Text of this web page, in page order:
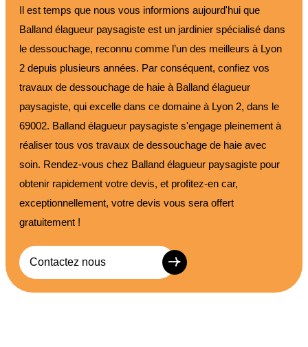
Il est temps que nous vous informions aujourd'hui que
Balland élagueur paysagiste est un jardinier spécialisé dans
le dessouchage, reconnu comme l’un des meilleurs à Lyon
2 depuis plusieurs années. Par conséquent, confiez vos
travaux de dessouchage de haie à Balland élagueur
paysagiste, qui excelle dans ce domaine à Lyon 2, dans le
69002. Balland élagueur paysagiste s'engage pleinement à
réaliser tous vos travaux de dessouchage de haie avec
soin. Rendez-vous chez Balland élagueur paysagiste pour
obtenir rapidement votre devis, et profitez-en car,
exceptionnellement, votre devis vous sera offert
gratuitement !
Contactez nous